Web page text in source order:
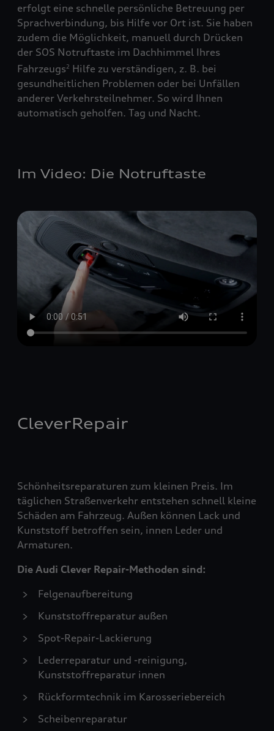
erfolgt eine schnelle persönliche Betreuung per
Sprachverbindung, bis Hilfe vor Ort ist. Sie haben
zudem die Möglichkeit, manuell durch Drücken
der SOS Notruftaste im Dachhimmel Ihres
Fahrzeugs2 Hilfe zu verständigen, z. B. bei
gesundheitlichen Problemen oder bei Unfällen
anderer Verkehrsteilnehmer. So wird Ihnen
automatisch geholfen. Tag und Nacht.
Im Video: Die Notruftaste
CleverRepair
Schönheitsreparaturen zum kleinen Preis. Im
täglichen Straßenverkehr entstehen schnell kleine
Schäden am Fahrzeug. Außen können Lack und
Kunststoff betroffen sein, innen Leder und
Armaturen.
Die Audi Clever Repair-Methoden sind:
Felgenaufbereitung
Kunststoffreparatur außen
Spot-Repair-Lackierung
Lederreparatur und -reinigung,
Kunststoffreparatur innen
Rückformtechnik im Karosseriebereich
Scheibenreparatur